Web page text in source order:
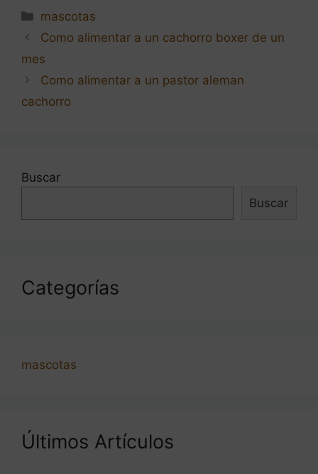
Categorías
mascotas
Navegación
Como alimentar a un cachorro boxer de un
mes
Como alimentar a un pastor aleman
cachorro
Buscar
Buscar
Categorías
mascotas
Últimos Artículos